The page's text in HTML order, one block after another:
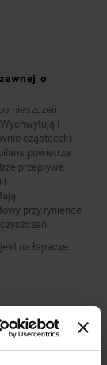
o
i
cząsteczki
powietrza
przepływa
i
przy rynience
na łapacze
nierdzewnej.
mm
z dwóch lub